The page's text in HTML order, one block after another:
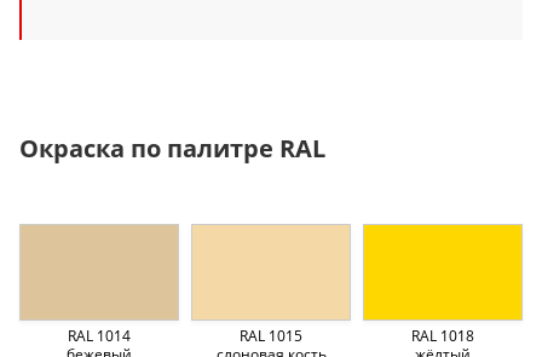
Окраска по палитре RAL
RAL 1014
RAL 1015
RAL 1018